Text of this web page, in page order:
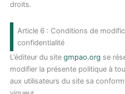
droits.
Article 6 : Conditions de
confidentialité
L’éditeur du site gmpao.org se
modifier la présente politique à
aux utilisateurs du site sa